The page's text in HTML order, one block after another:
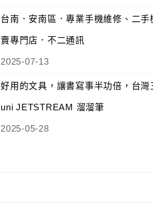
台南．安南區．專業手機維修、二手
賣專門店．不二通訊
2025-07-13
好用的文具，讓書寫事半功倍，台灣
uni JETSTREAM 溜溜筆
2025-05-28